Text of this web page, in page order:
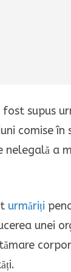
supus
comise
nelegală a
urmăriți
unei